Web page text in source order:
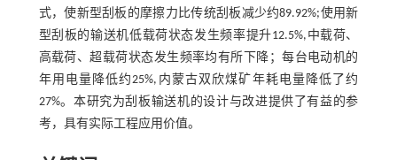
式，使新型刮板的摩擦力比传统刮板减少约89.92%;使用新
型刮板的输送机低载荷状态发生频率提升12.5%,中载荷、
高载荷、超载荷状态发生频率均有所下降；每台电动机的
年用电量降低约25%,内蒙古双欣煤矿年耗电量降低了约
27%。本研究为刮板输送机的设计与改进提供了有益的参
考，具有实际工程应用价值。